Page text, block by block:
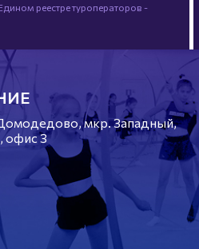
реестре туроператоров -
мкр. Западный,
офис 3